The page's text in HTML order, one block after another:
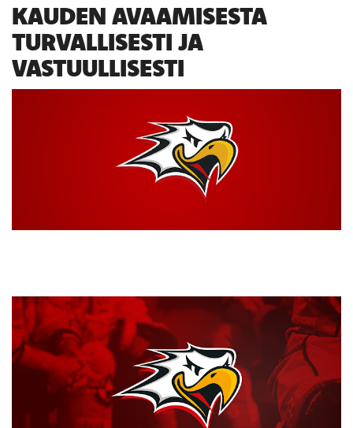
KAUDEN AVAAMISESTA
TURVALLISESTI JA
VASTUULLISESTI